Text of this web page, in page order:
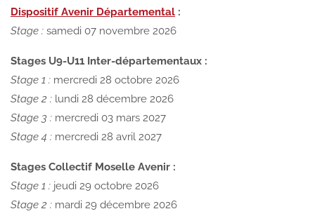
Dispositif Avenir Départemental :
Stage : samedi 07 novembre 2026
Stages U9-U11 Inter-départementaux :
Stage 1 : mercredi 28 octobre 2026
Stage 2 : lundi 28 décembre 2026
Stage 3 : mercredi 03 mars 2027
Stage 4 : mercredi 28 avril 2027
Stages Collectif Moselle Avenir :
Stage 1 : jeudi 29 octobre 2026
Stage 2 : mardi 29 décembre 2026